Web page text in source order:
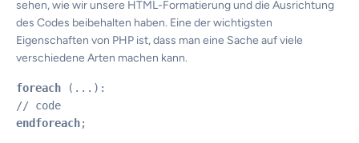
sehen, wie wir unsere HTML-Formatierung und die Ausrichtung
des Codes beibehalten haben. Eine der wichtigsten
Eigenschaften von PHP ist, dass man eine Sache auf viele
verschiedene Arten machen kann.
foreach (...):
endforeach;